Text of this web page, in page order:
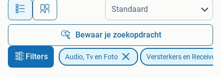
Alle afstanden…
Bewaar je zoekopdracht
Filters Audio, Tv en Foto Versterkers en Receivers